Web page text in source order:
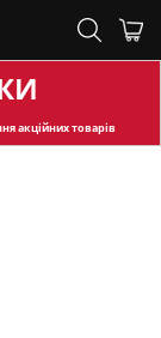
акційних товарів